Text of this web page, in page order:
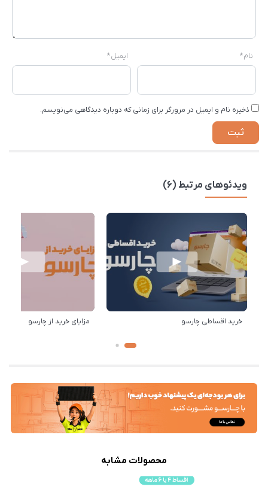
نام* ایمیل*
ذخیره نام و ایمیل در مرورگر برای زمانی که دوباره دیدگاهی می‌نویسم.
ویدئوهای مرتبط (6)
خرید اقساطی چارسو مزایای خرید از چارسو
محصولات مشابه